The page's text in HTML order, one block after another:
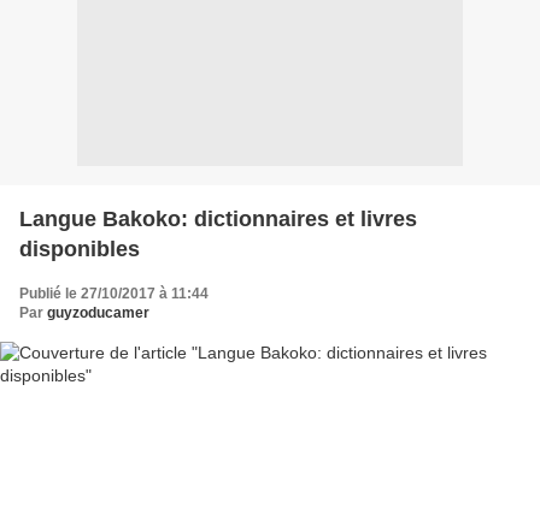
Langue Bakoko: dictionnaires et livres
disponibles
Publié le 27/10/2017 à 11:44
Par guyzoducamer